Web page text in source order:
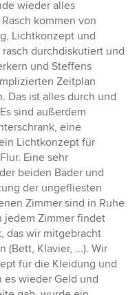
wieder alles
kommen von
Lichtkonzept und
durchdiskutiert und
und Steffens
Zeitplan
Das ist alles durch und
sind außerdem
eine
Lichtkonzept für
Eine sehr
beiden Bäder und
der ungefliesten
Zimmer sind in Ruhe
jedem Zimmer findet
das wir mitgebracht
(Bett, Klavier, ...). Wir
für die Kleidung und
es wieder Geld und